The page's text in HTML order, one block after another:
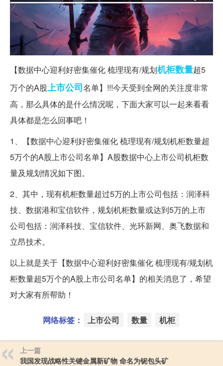
【数据中心迎利好密集催化 梳理现有/规划机柜数量超5
万个的A股上市公司名单】!!!今天受到全网的关注度非常
高，那么具体的是什么情况呢，下面大家可以一起来看看
具体都是怎么回事吧！
1、【数据中心迎利好密集催化 梳理现有/规划机柜数量超
5万个的A股上市公司名单】A股数据中心上市公司机柜数
量及规划情况如下图。
2、其中，现有机柜数量超过5万的上市公司包括：润泽科
技、数据港和宝信软件，规划机柜数量或达到5万的上市
公司包括：润泽科技、宝信软件、光环新网、奥飞数据和
立昂技术。
以上就是关于【数据中心迎利好密集催化 梳理现有/规划机
柜数量超5万个的A股上市公司名单】的相关消息了，希望
对大家有所帮助！
网络标签： 上市公司 数量 机柜
上一篇
我国发现战略性关键金属新矿物 命名为铌包头矿